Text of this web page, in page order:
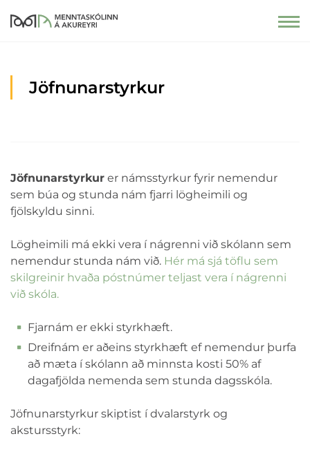
Jöfnunarstyrkur
Jöfnunarstyrkur er námsstyrkur fyrir nemendur
sem búa og stunda nám fjarri lögheimili og
fjölskyldu sinni.
Lögheimili má ekki vera í nágrenni við skólann sem
nemendur stunda nám við. Hér má sjá töflu sem
skilgreinir hvaða póstnúmer teljast vera í nágrenni
við skóla.
Fjarnám er ekki styrkhæft.
Dreifnám er aðeins styrkhæft ef nemendur þurfa
að mæta í skólann að minnsta kosti 50% af
dagafjölda nemenda sem stunda dagsskóla.
Jöfnunarstyrkur skiptist í dvalarstyrk og
akstursstyrk: